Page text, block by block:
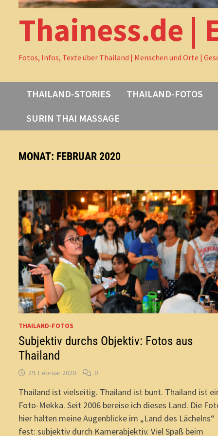
Thainess.de |
Fotos, Infos, Texte über Thailand | Menschen und Orte |
THAILAND-STORIES THAILAND-FOTOS
SURIN THAI MASSAGE
MONAT: FEBRUAR 2020
THAILAND-FOTOS
Subjektiv durchs Objektiv: Fotos aus
Thailand
29. Februar 2020 0
Thailand ist vielseitig. Thailand ist bunt. Thailand ist
Foto-Mekka. Seit 2006 bereise ich dieses Land. Die
hier halten meine Augenblicke im „Land des Lächelns“
fest: subjektiv durch Kamerabjektiv. Viel Spaß beim